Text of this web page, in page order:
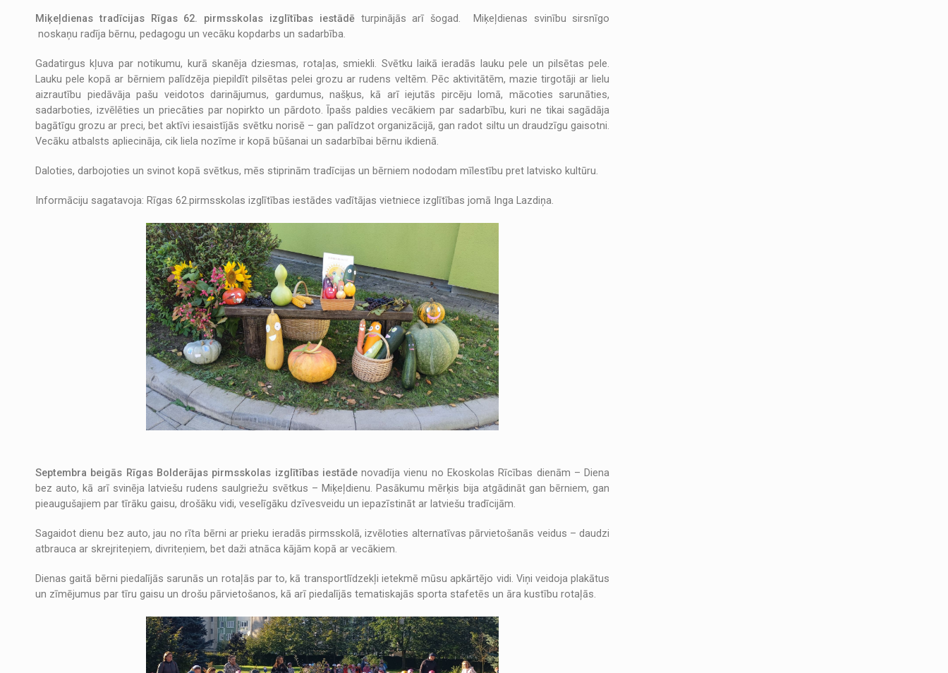
Miķeļdienas tradīcijas Rīgas 62. pirmsskolas izglītības iestādēturpinājās arī šogad. Miķeļdienas svinību sirsnīgo
noskaņu radīja bērnu, pedagogu un vecāku kopdarbs un sadarbība.
Gadatirgus kļuva par notikumu, kurā skanēja dziesmas, rotaļas, smiekli. Svētku laikā ieradās lauku pele un pilsētas pele.
Lauku pele kopā ar bērniem palīdzēja piepildīt pilsētas pelei grozu ar rudens veltēm. Pēc aktivitātēm, mazie tirgotāji ar lielu
aizrautību piedāvāja pašu veidotos darinājumus, gardumus, našķus, kā arī iejutās pircēju lomā, mācoties sarunāties,
sadarboties, izvēlēties un priecāties par nopirkto un pārdoto. Īpašs paldies vecākiem par sadarbību, kuri ne tikai sagādāja
bagātīgu grozu ar preci, bet aktīvi iesaistījās svētku norisē – gan palīdzot organizācijā, gan radot siltu un draudzīgu gaisotni.
Vecāku atbalsts apliecināja, cik liela nozīme ir kopā būšanai un sadarbībai bērnu ikdienā.
Daloties, darbojoties un svinot kopā svētkus, mēs stiprinām tradīcijas un bērniem nododam mīlestību pret latvisko kultūru.
Informāciju sagatavoja: Rīgas 62.pirmsskolas izglītības iestādes vadītājas vietniece izglītības jomā Inga Lazdiņa.
Septembra beigās Rīgas Bolderājas pirmsskolas izglītības iestādenovadīja vienu no Ekoskolas Rīcības dienām – Diena
bez auto, kā arī svinēja latviešu rudens saulgriežu svētkus – Miķeļdienu. Pasākumu mērķis bija atgādināt gan bērniem, gan
pieaugušajiem par tīrāku gaisu, drošāku vidi, veselīgāku dzīvesveidu un iepazīstināt ar latviešu tradīcijām.
Sagaidot dienu bez auto, jau no rīta bērni ar prieku ieradās pirmsskolā, izvēloties alternatīvas pārvietošanās veidus – daudzi
atbrauca ar skrejriteņiem, divriteņiem, bet daži atnāca kājām kopā ar vecākiem.
Dienas gaitā bērni piedalījās sarunās un rotaļās par to, kā transportlīdzekļi ietekmē mūsu apkārtējo vidi. Viņi veidoja plakātus
un zīmējumus par tīru gaisu un drošu pārvietošanos, kā arī piedalījās tematiskajās sporta stafetēs un āra kustību rotaļās.